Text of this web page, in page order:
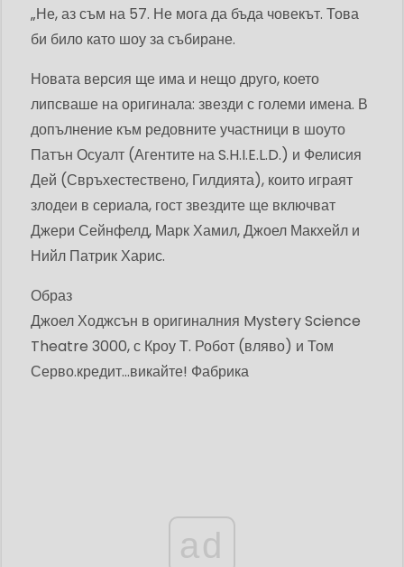
„Не, аз съм на 57. Не мога да бъда човекът. Това
би било като шоу за събиране.
Новата версия ще има и нещо друго, което
липсваше на оригинала: звезди с големи имена. В
допълнение към редовните участници в шоуто
Патън Осуалт (Агентите на S.H.I.E.L.D.) и Фелисия
Дей (Свръхестествено, Гилдията), които играят
злодеи в сериала, гост звездите ще включват
Джери Сейнфелд, Марк Хамил, Джоел Макхейл и
Нийл Патрик Харис.
Образ
Джоел Ходжсън в оригиналния Mystery Science
Theatre 3000, с Кроу Т. Робот (вляво) и Том
Серво.кредит...викайте! Фабрика
ad